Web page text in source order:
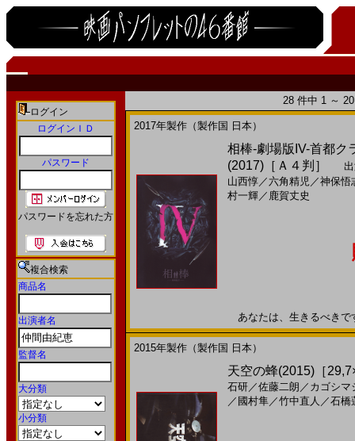
ログイン
ログインＩＤ
パスワード
パスワードを忘れた方
複合検索
商品名
出演者名
監督名
大分類
小分類
28 件中 1 ～
2017年製作（製作国 日本）
相棒-劇場版IV-首都
(2017)［Ａ４判］
出
山西惇／ 六角精児／神保悟
村一輝／ 鹿賀丈史
あなたは、生きるべき
2015年製作（製作国 日本）
天空の蜂(2015)［
石研／佐藤二朗 ／ カゴシマ
／ 國村隼／竹中直人 ／石橋